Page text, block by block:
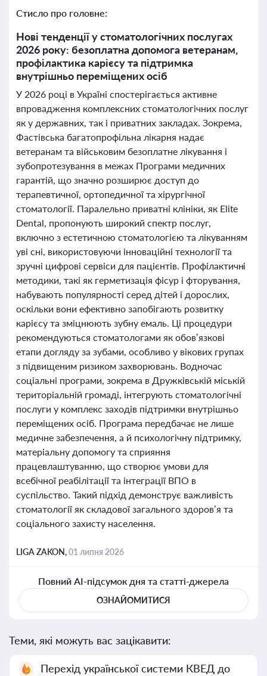
Стисло про головне:
Нові тенденції у стоматологічних послугах
2026 року: безоплатна допомога ветеранам,
профілактика карієсу та підтримка
внутрішньо переміщених осіб
У 2026 році в Україні спостерігається активне
впровадження комплексних стоматологічних послуг
як у державних, так і приватних закладах. Зокрема,
Фастівська багатопрофільна лікарня надає
ветеранам та військовим безоплатне лікування і
зубопротезування в межах Програми медичних
гарантій, що значно розширює доступ до
терапевтичної, ортопедичної та хірургічної
стоматології. Паралельно приватні клініки, як Elite
Dental, пропонують широкий спектр послуг,
включно з естетичною стоматологією та лікуванням
уві сні, використовуючи інноваційні технології та
зручні цифрові сервіси для пацієнтів. Профілактичні
методики, такі як герметизація фісур і фторування,
набувають популярності серед дітей і дорослих,
оскільки вони ефективно запобігають розвитку
карієсу та зміцнюють зубну емаль. Ці процедури
рекомендуються стоматологами як обов’язкові
етапи догляду за зубами, особливо у вікових групах
з підвищеним ризиком захворювань. Водночас
соціальні програми, зокрема в Дружківській міській
територіальній громаді, інтегрують стоматологічні
послуги у комплекс заходів підтримки внутрішньо
переміщених осіб. Програма передбачає не лише
медичне забезпечення, а й психологічну підтримку,
матеріальну допомогу та сприяння
працевлаштуванню, що створює умови для
всебічної реабілітації та інтеграції ВПО в
суспільство. Такий підхід демонструє важливість
стоматології як складової загального здоров’я та
соціального захисту населення.
LIGA ZAKON,01 липня 2026
Повний AI-підсумок дня та статті-джерела
ОЗНАЙОМИТИСЯ
Теми, які можуть вас зацікавити:
Перехід української системи КВЕД до